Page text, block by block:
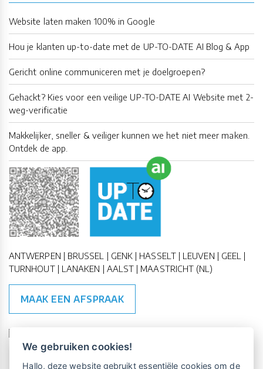
Website laten maken 100% in Google
Hou je klanten up-to-date met de UP-TO-DATE AI Blog & App
Gericht online communiceren met je doelgroepen?
Gehackt? Kies voor een veilige UP-TO-DATE AI Website met 2-
weg-verificatie
Makkelijker, sneller & veiliger kunnen we het niet meer maken.
Ontdek de app.
ANTWERPEN | BRUSSEL | GENK | HASSELT | LEUVEN | GEEL |
TURNHOUT | LANAKEN | AALST | MAASTRICHT (NL)
MAAK EEN AFSPRAAK
🇪🇺 🇧🇪
We gebruiken cookies!
Hallo, deze website gebruikt essentiële cookies om de